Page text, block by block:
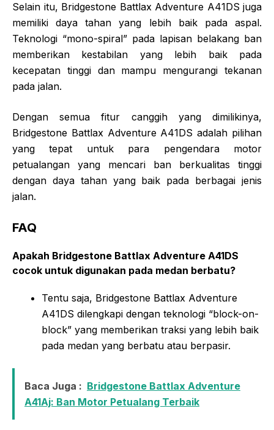
Selain itu, Bridgestone Battlax Adventure A41DS juga
memiliki daya tahan yang lebih baik pada aspal.
Teknologi “mono-spiral” pada lapisan belakang ban
memberikan kestabilan yang lebih baik pada
kecepatan tinggi dan mampu mengurangi tekanan
pada jalan.
Dengan semua fitur canggih yang dimilikinya,
Bridgestone Battlax Adventure A41DS adalah pilihan
yang tepat untuk para pengendara motor
petualangan yang mencari ban berkualitas tinggi
dengan daya tahan yang baik pada berbagai jenis
jalan.
FAQ
Apakah Bridgestone Battlax Adventure A41DS
cocok untuk digunakan pada medan berbatu?
Tentu saja, Bridgestone Battlax Adventure
A41DS dilengkapi dengan teknologi “block-on-
block” yang memberikan traksi yang lebih baik
pada medan yang berbatu atau berpasir.
Baca Juga : Bridgestone Battlax Adventure
A41Aj: Ban Motor Petualang Terbaik